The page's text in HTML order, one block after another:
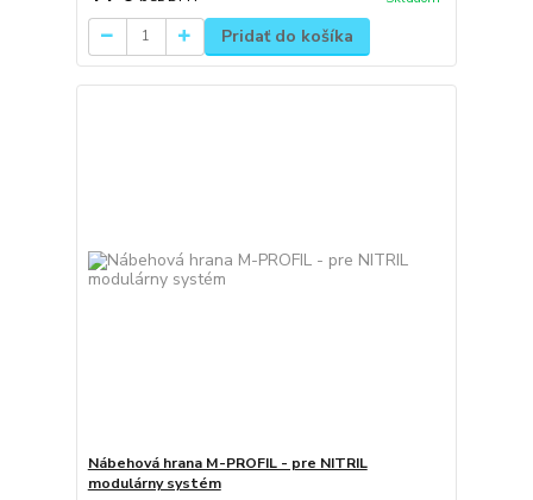
Pridať do košíka
Nábehová hrana M-PROFIL - pre NITRIL
modulárny systém